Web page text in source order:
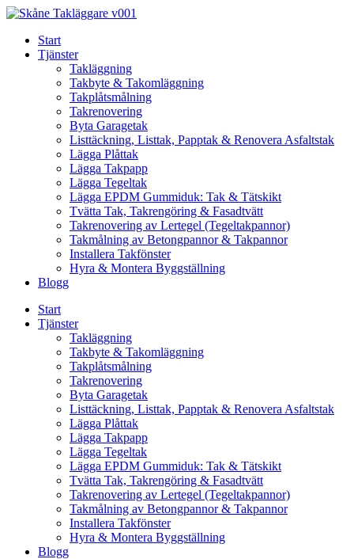
Skip
contentStart
Tjänster
Takläggning
Takbyte & Takomläggning
Takplåtsmålning
Takrenovering
Byta Garagetak
Listtäckning, Listtak, Papptak & Renovera Asfaltstak
Lägga Plåttak
Lägga Takpapp
Lägga Tegeltak
Lägga EPDM Gummiduk: Tak & Tätskikt
Tvätta Tak, Takrengöring & Fasadtvätt
Takrenovering av Lertegel (Tegeltakpannor)
Takmålning av Betongpannor & Takpannor
Installera Takfönster
Hyra & Montera Byggställning
Blogg
Start
Tjänster
Takläggning
Takbyte & Takomläggning
Takplåtsmålning
Takrenovering
Byta Garagetak
Listtäckning, Listtak, Papptak & Renovera Asfaltstak
Lägga Plåttak
Lägga Takpapp
Lägga Tegeltak
Lägga EPDM Gummiduk: Tak & Tätskikt
Tvätta Tak, Takrengöring & Fasadtvätt
Takrenovering av Lertegel (Tegeltakpannor)
Takmålning av Betongpannor & Takpannor
Installera Takfönster
Hyra & Montera Byggställning
Blogg